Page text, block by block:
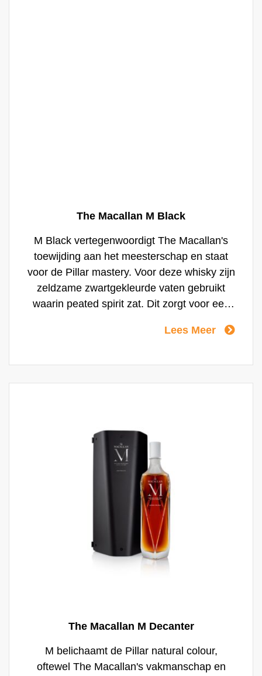
The Macallan M Black
M Black vertegenwoordigt The Macallan's
toewijding aan het meesterschap en staat
voor de Pillar mastery. Voor deze whisky zijn
zeldzame zwartgekleurde vaten gebruikt
waarin peated spirit zat. Dit zorgt voor een
The Macallan en een onverwachte turfige
karaf weerspiegelt die turf en de kleur van
de whisky is rijk en natuurlijk.
Lees Meer
The Macallan M Decanter
M belichaamt de Pillar natural colour,
oftewel The Macallan's vakmanschap en